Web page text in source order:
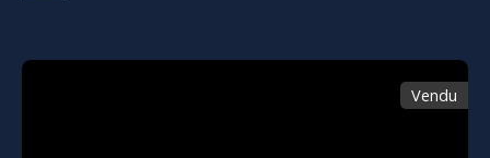
VENDRE
Vendu